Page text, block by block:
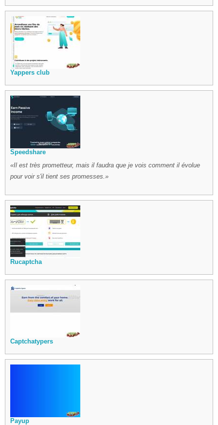
Yappers club
Speedshare
Il est très prometteur, mais il faudra que je vois comment il évolue
pour voir s'il tient ses promesses.
Rucaptcha
Captchatypers
Payup